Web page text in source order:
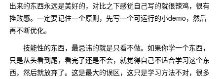
出来的东西永远是美好的，对比之下感觉自己写的就很辣鸡，很有
挫败感。一定要记住一个原则，先写一个可运行的小demo，然后
再不断优化。
技能性的东西，最忌讳的就是只看不做。如果你学一个东西，
只是从头看到尾，看完了还是不会，就觉得自己不适合学习这个东
西，然后就放弃了。这是最大的误区，这只是学习方法不对，很多